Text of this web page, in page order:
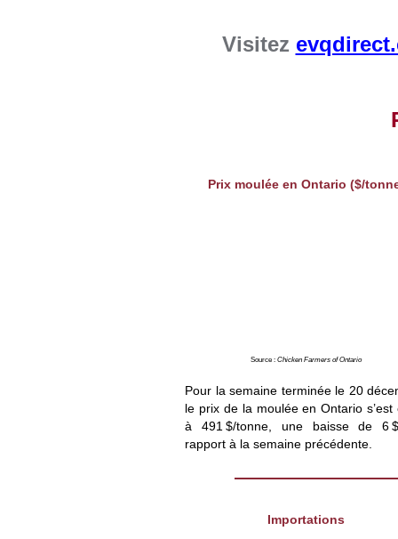
Visitez
Prix moulée en Ontario ($/
Source : Chicken Farmers of Ontario
Pour la semaine terminée le 20
le prix de la moulée en Ontario s’est
à 491 $/tonne, une baisse de 6
rapport à la semaine précédente.
Importations